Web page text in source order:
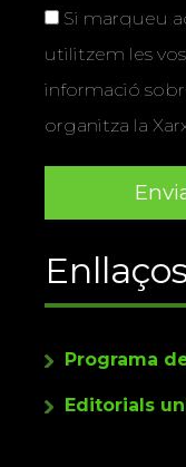
Si marqueu
utilitzem les
informació
organitza la
Programa
Editorials